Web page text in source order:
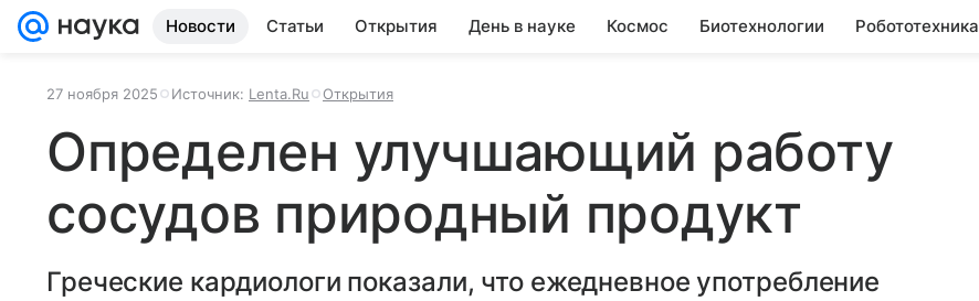
Новости Статьи Открытия День в науке Космос Биотехнологии Робототехника
27 ноября 2025 Источник: Lenta.Ru Открытия
Определен улучшающий работу
сосудов природный продукт
Греческие кардиологи показали, что ежедневное употребление